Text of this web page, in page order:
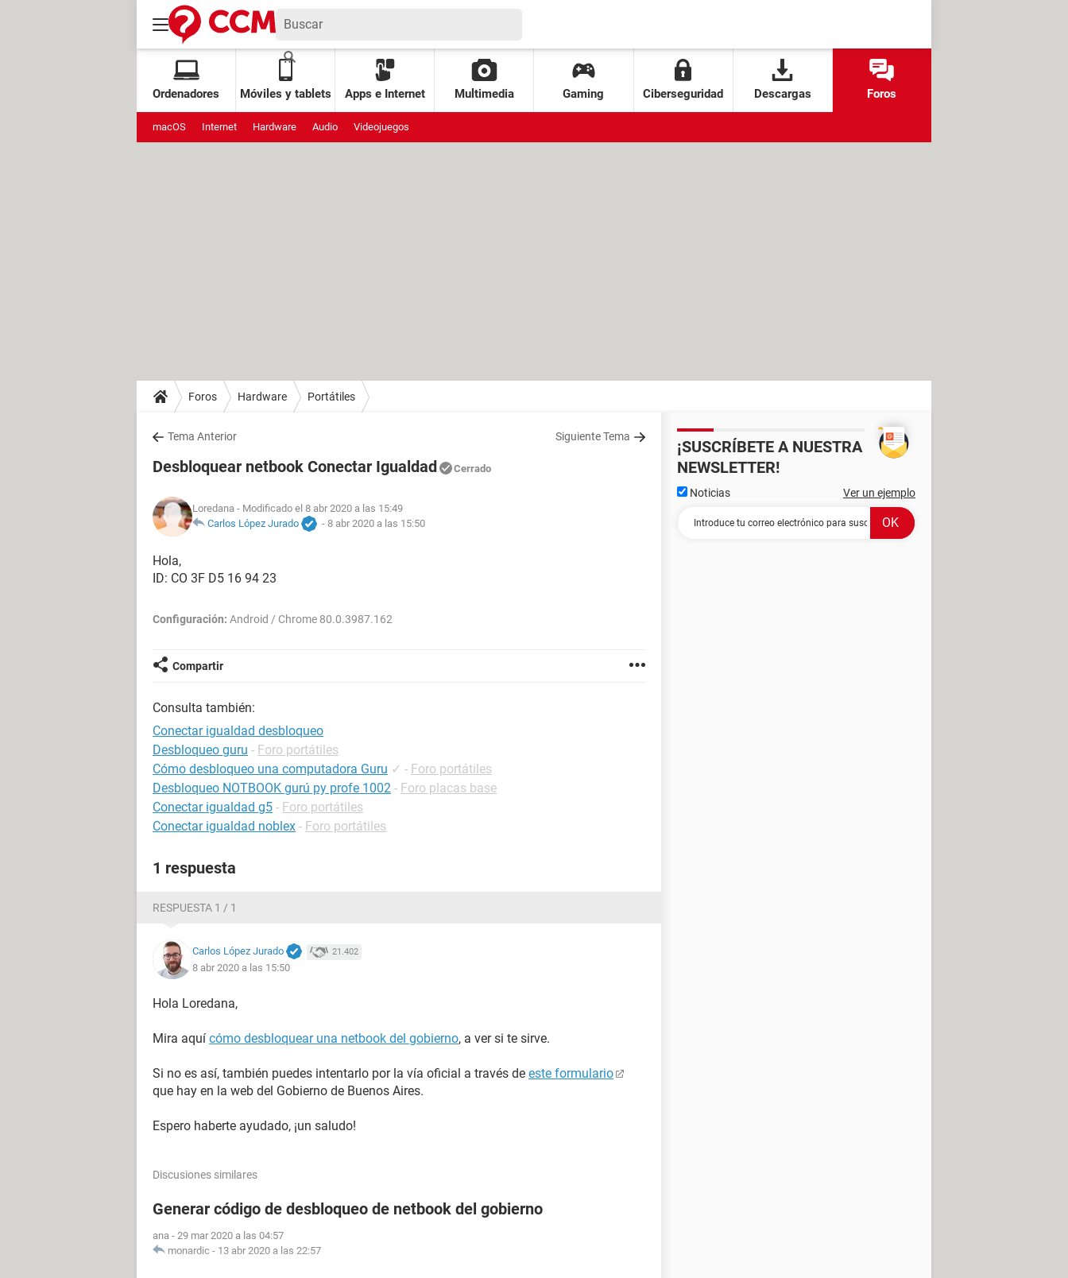
Ordenadores Móviles y tablets Apps e Internet Multimedia Gaming Ciberseguridad Descargas Foros
macOS Internet Hardware Audio Videojuegos
Foros Hardware Portátiles
Tema Anterior Siguiente Tema
Desbloquear netbook Conectar Igualdad Cerrado
Loredana - Modificado el 8 abr 2020 a las 15:49
Carlos López Jurado
- 8 abr 2020 a las 15:50
Hola,
ID: CO 3F D5 16 94 23
Configuración: Android / Chrome 80.0.3987.162
Compartir
Consulta también:
Conectar igualdad desbloqueo
Desbloqueo guru - Foro portátiles
Cómo desbloqueo una computadora Guru ✓ - Foro portátiles
Desbloqueo NOTBOOK gurú py profe 1002 - Foro placas base
Conectar igualdad g5 - Foro portátiles
Conectar igualdad noblex - Foro portátiles
1 respuesta
RESPUESTA 1 / 1
Carlos López Jurado 21.402
8 abr 2020 a las 15:50
Hola Loredana,
Mira aquí cómo desbloquear una netbook del gobierno, a ver si te sirve.
Si no es así, también puedes intentarlo por la vía oficial a través de este formulario
que hay en la web del Gobierno de Buenos Aires.
Espero haberte ayudado, ¡un saludo!
Discusiones similares
Generar código de desbloqueo de netbook del gobierno
ana - 29 mar 2020 a las 04:57
monardic - 13 abr 2020 a las 22:57
¡SUSCRÍBETE A NUESTRA
NEWSLETTER!
Noticias Ver un ejemplo